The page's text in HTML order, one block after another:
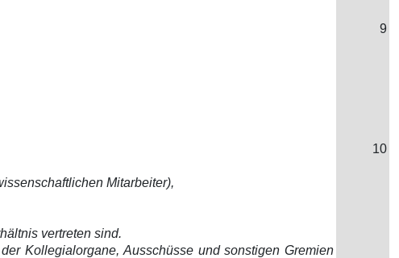
9
Mitarbeiter),
vertreten sind.
Kollegialorgane, Ausschüsse und sonstigen Gremien
10